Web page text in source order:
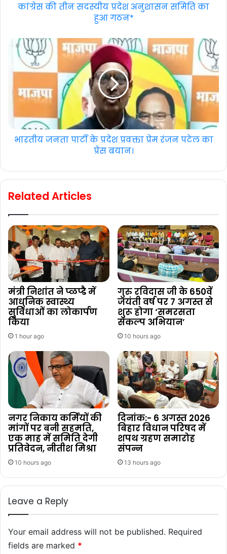
कांग्रेस की तीन सदस्यीय प्रदेश अनुशासन समिति का
हुआ गठन*
भारतीय जनता पार्टी के प्रदेश प्रवक्ता प्रेम रंजन पटेल का
प्रेस बयान।
Related Articles
मंत्री निशांत ने प्ळप्डै में
आधुनिक स्वास्थ्य
सुविधाओं का लोकार्पण
किया
1 hour ago
गुरु रविदास जी के 650वें
जयंती वर्ष पर 7 अगस्त से
शुरू होगा ‘समरसता
संकल्प अभियान’
10 hours ago
नगर निकाय कर्मियों की
मांगों पर बनी सहमति,
एक माह में समिति देगी
प्रतिवेदन, नीतीश मिश्रा
10 hours ago
दिनांक:- 6 अगस्त 2026
बिहार विधान परिषद में
शपथ ग्रहण समारोह
संपन्न
13 hours ago
Leave a Reply
Your email address will not be published. Required
fields are marked *